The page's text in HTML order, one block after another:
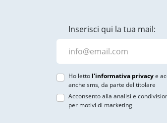
Inserisci qui la tua mail:
Ho letto l'informativa privacye
anche sms, da parte del titolare
Acconsento alla analisi e
per motivi di marketing